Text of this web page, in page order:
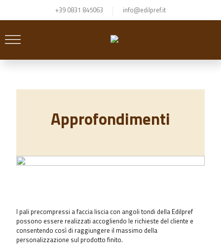
+39 0831 845063 info@edilpref.it
Approfondimenti
I pali precompressi a faccia liscia con angoli tondi della Edilpref
possono essere realizzati accogliendo le richieste del cliente e
consentendo così di raggiungere il massimo della
personalizzazione sul prodotto finito.